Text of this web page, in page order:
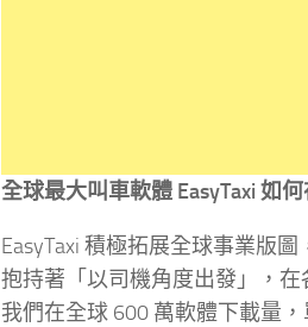
全球最大叫車軟體 EasyTaxi 如
EasyTaxi 積極拓展全球事業版
抱持著「以司機角度出發」，
我們在全球 600 萬軟體下載量